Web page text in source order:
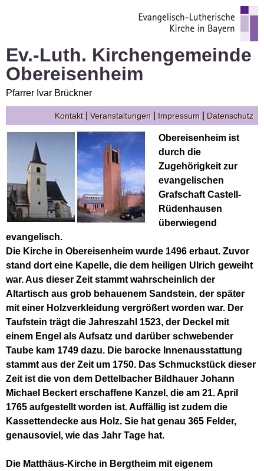
Ev.-Luth. Kirchengemeinde
Obereisenheim
Pfarrer Ivar Brückner
Kontakt| Veranstaltungen Impressum Datenschutz
Obereisenheim ist
durch die
Zugehörigkeit zur
evangelischen
Grafschaft Castell-
Rüdenhausen
überwiegend
evangelisch.
Die Kirche in Obereisenheim wurde 1496 erbaut. Zuvor
stand dort eine Kapelle, die dem heiligen Ulrich geweiht
war. Aus dieser Zeit stammt wahrscheinlich der
Altartisch aus grob behauenem Sandstein, der später
mit einer Holzverkleidung vergrößert worden war. Der
Taufstein trägt die Jahreszahl 1523, der Deckel mit
einem Engel als Aufsatz und darüber schwebender
Taube kam 1749 dazu. Die barocke Innenausstattung
stammt aus der Zeit um 1750. Das Schmuckstück dieser
Zeit ist die von dem Dettelbacher Bildhauer Johann
Michael Beckert erschaffene Kanzel, die am 21. April
1765 aufgestellt worden ist. Auffällig ist zudem die
Kassettendecke aus Holz. Sie hat genau 365 Felder,
genausoviel, wie das Jahr Tage hat.
Die Matthäus-Kirche in Bergtheim mit eigenem